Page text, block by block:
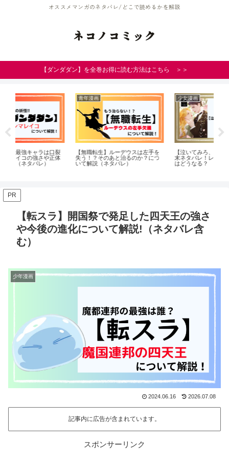
オススメマンガのネタバレ/どこで読めるかを解説
ネコノコミック
【ダンダダン】を全巻お得に読む方法はこちら ＞＞
少女漫画
【泣いてみろ、乞うてもいい】結
末ネタバレ！レイラとマティアス
はどうなる？
青年漫画
漫画【203号室】百鬼夜行の全話ネ
タバレ！最終回の結末も考察！
PR
【転スラ】開国祭で発足した四天王の強さ
や今後の進化について解説!（ネタバレ含
む）
少年漫画
2024.06.16 2026.07.08
記事内に広告が含まれています。
スポンサーリンク